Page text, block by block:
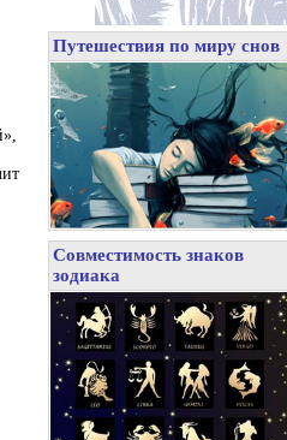
Путешествия по миру снов
Совместимость знаков
зодиака